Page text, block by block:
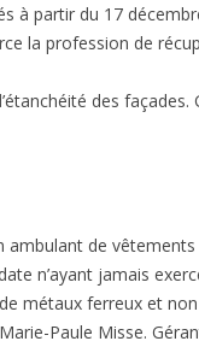
à partir du 17
la profession de
des façades.
de
n’ayant jamais
métaux ferreux et
Paule Misse.